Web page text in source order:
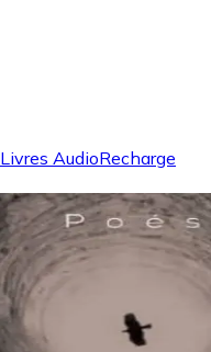
Livres AudioRecharge